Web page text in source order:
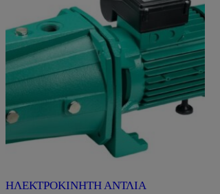
ΗΛΕΚΤΡΟΚΙΝΗΤΗ ΑΝΤΛΙΑ